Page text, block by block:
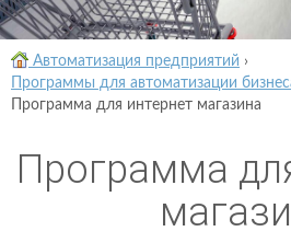
Автоматизация предприятий ›
Программы для автоматизации
Программа для интернет магазина
Программа